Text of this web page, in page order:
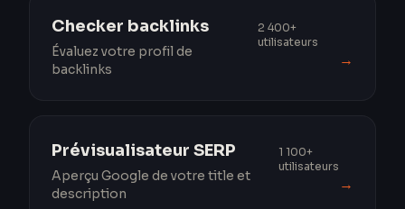
Checker backlinks
Évaluez votre profil de
backlinks
2 400+
utilisateurs
→
Prévisualisateur SERP
Aperçu Google de votre title et
description
1 100+
utilisateurs
→